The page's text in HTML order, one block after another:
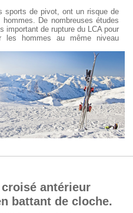
sports de pivot, ont un risque de
De nombreuses études
important de rupture du LCA pour
les hommes au même niveau
antérieur
battant de cloche.